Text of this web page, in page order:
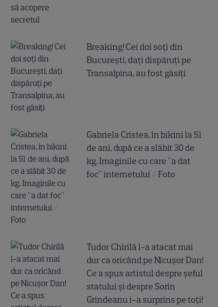
Breaking! Cei doi soți din
București, dați dispăruți pe
Transalpina, au fost găsiți
Gabriela Cristea, în bikini la 51
de ani, după ce a slăbit 30 de
kg. Imaginile cu care "a dat
foc" internetului / Foto
Tudor Chirilă l-a atacat mai
dur ca oricând pe Nicușor Dan!
Ce a spus artistul despre șeful
statului și despre Sorin
Grindeanu i-a surprins pe toți!